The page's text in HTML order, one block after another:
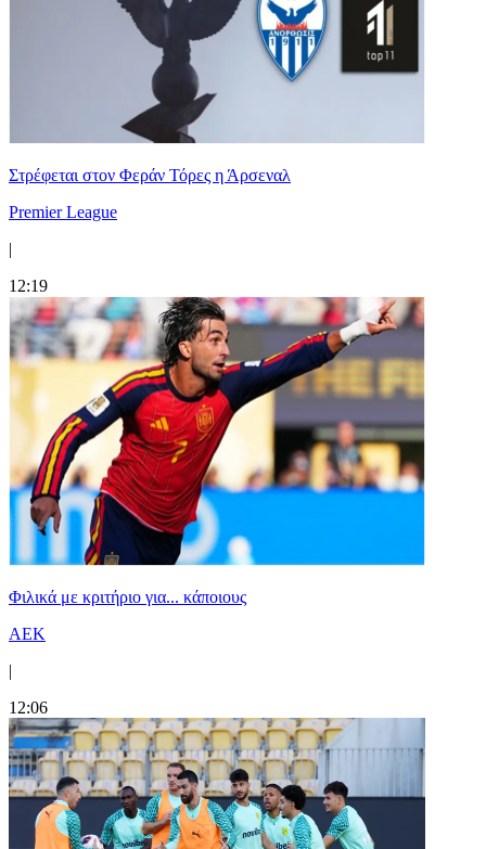
Στρέφεται στον Φεράν Τόρες η Άρσεναλ
Premier League
|
12:19
Φιλικά με κριτήριο για... κάποιους
ΑΕΚ
|
12:06